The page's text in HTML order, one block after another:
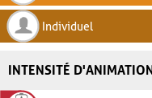
Individuel
INTENSITÉ